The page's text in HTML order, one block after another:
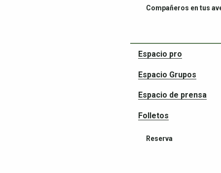
Compañeros en tus
Reserva
Espacio pro
Espacio Grupos
Espacio de prensa
Folletos